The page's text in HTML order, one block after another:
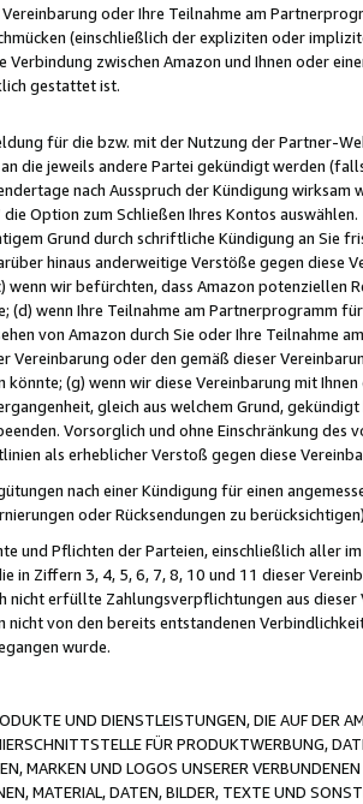
oder Ihre Teilnahme am
(einschließlich der expliziten oder
zwischen Amazon und Ihnen oder
gestattet ist.
für die bzw. mit der Nutzung der Partner-
die jeweils andere Partei gekündigt werden
nach Ausspruch der Kündigung
Option zum Schließen Ihres Kontos auswählen.
Grund durch schriftliche Kündigung an Sie
hinaus anderweitige Verstöße gegen diese
wenn wir befürchten, dass Amazon
(d) wenn Ihre Teilnahme am Partnerprogramm
von Amazon durch Sie oder Ihre
Vereinbarung oder den gemäß dieser
(g) wenn wir diese Vereinbarung mit
gleich aus welchem Grund,
Vorsorglich und ohne Einschränkung des
als erheblicher Verstoß gegen diese
nach einer Kündigung für einen
oder Rücksendungen zu
und Pflichten der Parteien, einschließlich aller
in Ziffern 3, 4, 5, 6, 7, 8, 10 und 11 dieser
erfüllte Zahlungsverpflichtungen aus
von den bereits entstandenen
wurde.
UND DIENSTLEISTUNGEN, DIE AUF DER
FÜR PRODUKTWERBUNG,
MARKEN UND LOGOS UNSERER
MATERIAL, DATEN, BILDER, TEXTE UND